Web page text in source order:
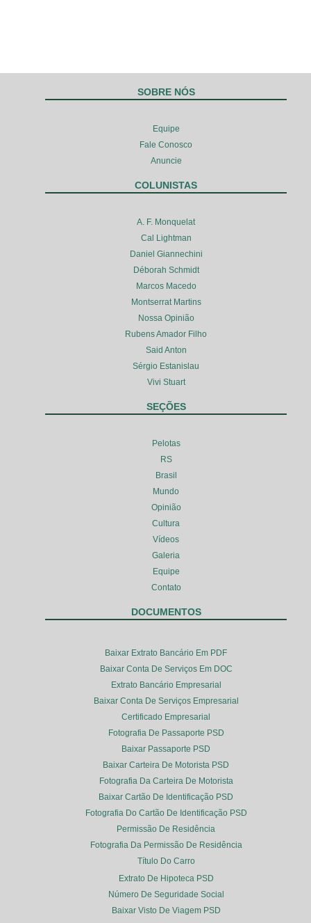
SOBRE NÓS
Equipe
Fale Conosco
Anuncie
COLUNISTAS
A. F. Monquelat
Cal Lightman
Daniel Giannechini
Déborah Schmidt
Marcos Macedo
Montserrat Martins
Nossa Opinião
Rubens Amador Filho
Said Anton
Sérgio Estanislau
Vivi Stuart
SEÇÕES
Pelotas
RS
Brasil
Mundo
Opinião
Cultura
Vídeos
Galeria
Equipe
Contato
DOCUMENTOS
Baixar Extrato Bancário Em PDF
Baixar Conta De Serviços Em DOC
Extrato Bancário Empresarial
Baixar Conta De Serviços Empresarial
Certificado Empresarial
Fotografia De Passaporte PSD
Baixar Passaporte PSD
Baixar Carteira De Motorista PSD
Fotografia Da Carteira De Motorista
Baixar Cartão De Identificação PSD
Fotografia Do Cartão De Identificação PSD
Permissão De Residência
Fotografia Da Permissão De Residência
Título Do Carro
Extrato De Hipoteca PSD
Número De Seguridade Social
Baixar Visto De Viagem PSD